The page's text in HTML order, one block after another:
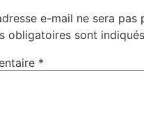
e-mail ne sera pas
obligatoires sont
*